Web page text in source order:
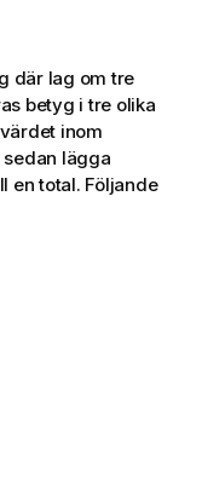
där lag om tre
betyg i tre olika
inom
lägga
en total. Följande